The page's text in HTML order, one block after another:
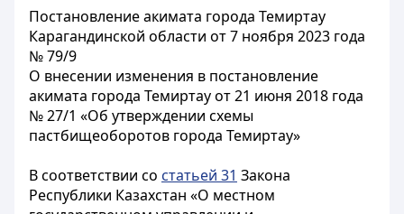
Постановление акимата города Темиртау
Карагандинской области от 7 ноября 2023 года
№ 79/9
О внесении изменения в постановление
акимата города Темиртау от 21 июня 2018 года
№ 27/1 «Об утверждении схемы
пастбищеоборотов города Темиртау»
В соответствии со статьей 31 Закона
Республики Казахстан «О местном